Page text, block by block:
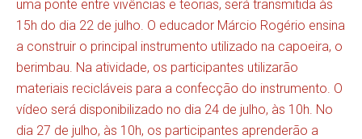
uma ponte entre vivências e teorias, será transmitida às
15h do dia 22 de julho. O educador Márcio Rogério ensina
a construir o principal instrumento utilizado na capoeira, o
berimbau. Na atividade, os participantes utilizarão
materiais recicláveis para a confecção do instrumento. O
vídeo será disponibilizado no dia 24 de julho, às 10h. No
dia 27 de julho, às 10h, os participantes aprenderão a